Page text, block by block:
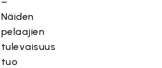
Näiden
pelaajien
tulevaisuus
tuo